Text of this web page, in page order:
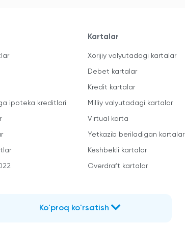
ipoteka kreditlari
Kartalar
Xorijiy valyutadagi kartalar
Debet kartalar
Kredit kartalar
Milliy valyutadagi kartalar
Virtual karta
Yetkazib beriladigan kartalar
Keshbekli kartalar
Overdraft kartalar
Ko'proq ko'rsatish